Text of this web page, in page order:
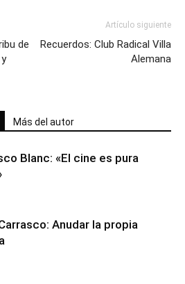
de
Artículo siguiente
Recuerdos: Club Radical Villa
Alemana
Más del autor
Blanc: «El cine es pura
Anudar la propia